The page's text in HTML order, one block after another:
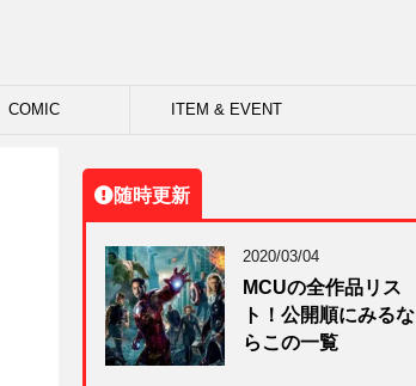
COMIC ITEM & EVENT
随時更新
2020/03/04
MCUの全作品リス
ト！公開順にみるな
らこの一覧